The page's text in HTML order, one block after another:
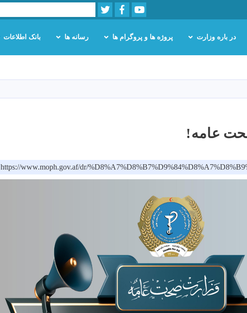
content
Youtube
Facebook
Twitter
Search
در باره وزارت پروژه ها و پروگرام ها رسانه ها بانک اطلاعات
عامه!
https://www.moph.gov.af/dr/